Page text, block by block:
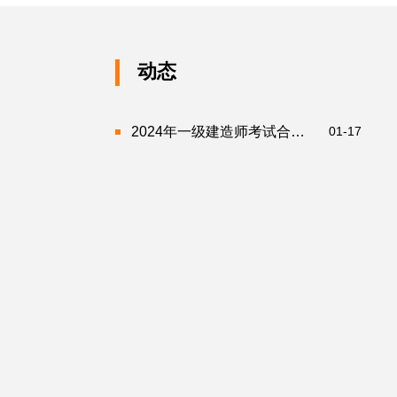
动态
2024年一级建造师考试合格证书领取时间（持续更新） 01-17